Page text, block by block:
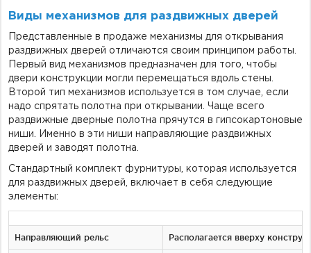
Виды механизмов для раздвижных дверей
Представленные в продаже механизмы для открывания
раздвижных дверей отличаются своим принципом работы.
Первый вид механизмов предназначен для того, чтобы
двери конструкции могли перемещаться вдоль стены.
Второй тип механизмов используется в том случае, если
надо спрятать полотна при открывании. Чаще всего
раздвижные дверные полотна прячутся в гипсокартоновые
ниши. Именно в эти ниши направляющие раздвижных
дверей и заводят полотна.
Стандартный комплект фурнитуры, которая используется
для раздвижных дверей, включает в себя следующие
элементы:
Направляющий рельс Располагается вверху